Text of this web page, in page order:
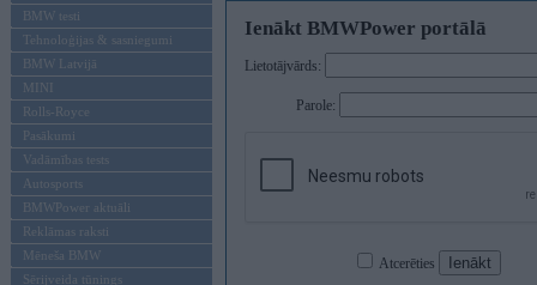
BMW testi
Tehnoloģijas & sasniegumi
BMW Latvijā
MINI
Rolls-Royce
Pasākumi
Vadāmības tests
Autosports
BMWPower aktuāli
Reklāmas raksti
Mēneša BMW
Sērijveida tūnings
Ienākt BMWPower portālā
Lietotājvārds:
Parole:
Atcerēties